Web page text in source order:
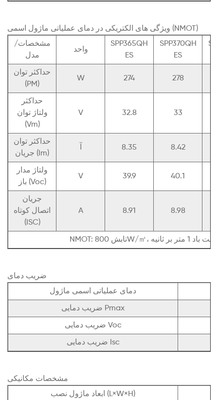
ویژگی های الکتریکی در دمای عملیاتی ماژول اسمی (NMOT)
مشخصات/
مدل
واحد
SPP365QH
ES
SPP370QH
ES
حداکثر توان
(PM)
W 274 278
حداکثر
ولتاژ توان
(Vm)
V 32.8 33
حداکثر توان
جریان (Im)
8.35 8.42
ولتاژ مدار
باز (Voc)
V 39.9 40.1
جریان
اتصال کوتاه
(ISC)
A 8.91 8.98
ضریب دمای
دمای عملیاتی اسمی ماژول
ضریب دمایی Pmax
ضریب دمایی Voc
ضریب دمایی Isc
مشخصات مکانیکی
ابعاد ماژول نصب (L×W×H)